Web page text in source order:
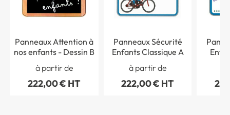
Panneaux Attention à
nos enfants - Dessin B
à partir de
222,00 € HT
Panneaux Sécurité
Enfants Classique A
à partir de
222,00 € HT